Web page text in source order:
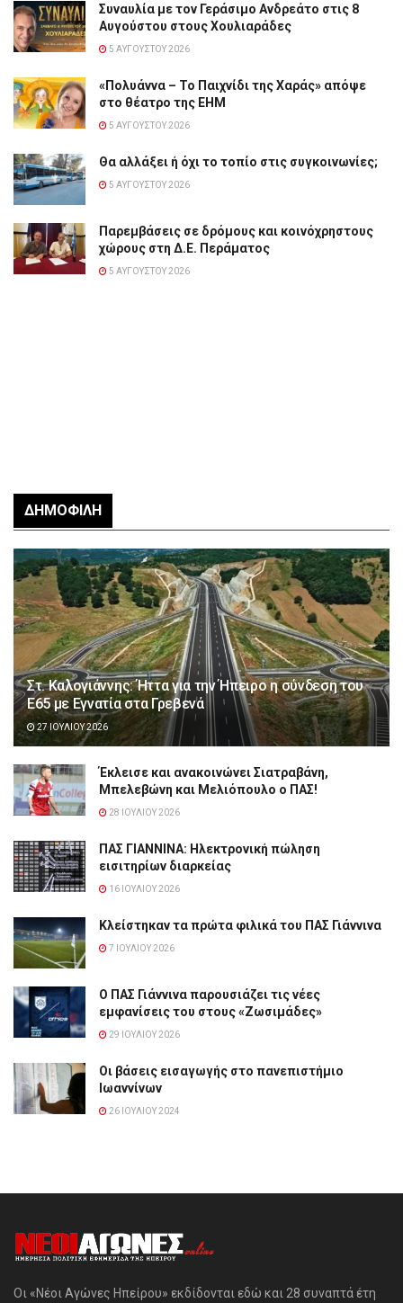
Συναυλία με τον Γεράσιμο Ανδρεάτο στις 8
Αυγούστου στους Χουλιαράδες
5 ΑΥΓΟΎΣΤΟΥ 2026
«Πολυάννα – Το Παιχνίδι της Χαράς» απόψε
στο θέατρο της ΕΗΜ
5 ΑΥΓΟΎΣΤΟΥ 2026
Θα αλλάξει ή όχι το τοπίο στις συγκοινωνίες;
5 ΑΥΓΟΎΣΤΟΥ 2026
Παρεμβάσεις σε δρόμους και κοινόχρηστους
χώρους στη Δ.Ε. Περάματος
5 ΑΥΓΟΎΣΤΟΥ 2026
ΔΗΜΟΦΙΛΉ
Στ. Καλογιάννης: Ήττα για την Ήπειρο η σύνδεση του
Ε65 με Εγνατία στα Γρεβενά
27 ΙΟΥΛΊΟΥ 2026
Έκλεισε και ανακοινώνει Σιατραβάνη,
Μπελεβώνη και Μελιόπουλο ο ΠΑΣ!
28 ΙΟΥΛΊΟΥ 2026
ΠΑΣ ΓΙΑΝΝΙΝΑ: Hλεκτρονική πώληση
εισιτηρίων διαρκείας
16 ΙΟΥΛΊΟΥ 2026
Κλείστηκαν τα πρώτα φιλικά του ΠΑΣ Γιάννινα
7 ΙΟΥΛΊΟΥ 2026
Ο ΠΑΣ Γιάννινα παρουσιάζει τις νέες
εμφανίσεις του στους «Ζωσιμάδες»
29 ΙΟΥΛΊΟΥ 2026
Οι βάσεις εισαγωγής στο πανεπιστήμιο
Ιωαννίνων
26 ΙΟΥΛΊΟΥ 2024
Οι «Νέοι Αγώνες Ηπείρου» εκδίδονται εδώ και 28 συναπτά έτη